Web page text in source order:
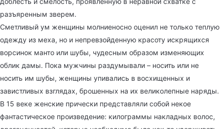
разъяренным зверем.
Сметливый ум женщины молниеносно оценил не только теплую
одежду из меха, но и непревзойденную красоту искрящихся
ворсинок манто или шубы, чудесным образом изменяющих
облик дамы. Пока мужчины раздумывали – носить или не
носить им шубы, женщины упивались в восхищенных и
завистливых взглядах, брошенных на их великолепные наряды.
В 15 веке женские прически представляли собой некое
фантастическое произведение: килограммы накладных волос,